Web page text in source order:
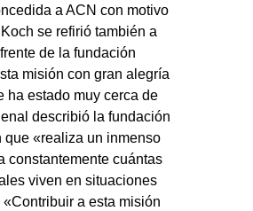
a ACN con motivo
se refirió también a
de la fundación
misión con gran alegría
ha estado muy cerca de
describió la fundación
que «realiza un inmenso
constantemente cuántas
viven en situaciones
a esta misión